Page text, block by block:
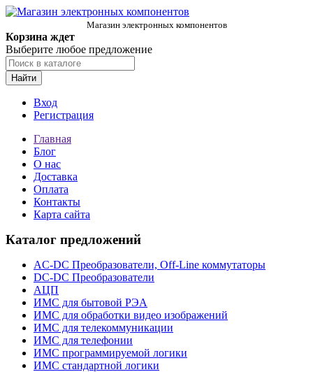
Магазин электронных компонентов
Корзина ждет
Выберите любое предложение
Найти
Вход
Регистрация
Главная
Блог
О нас
Доставка
Оплата
Контакты
Карта сайта
Каталог предложений
AC-DC Преобразователи, Off-Line коммутаторы
DC-DC Преобразователи
АЦП
ИМС для бытовой РЭА
ИМС для обработки видео изображений
ИМС для телекоммуникации
ИМС для телефонии
ИМС программируемой логики
ИМС стандартной логики